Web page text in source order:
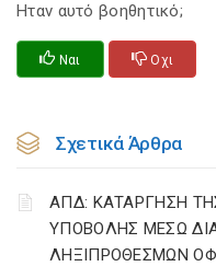
Ηταν αυτό βοηθητικό;
Ναι Οχι
Σχετικά Άρθρα
ΑΠΔ: ΚΑΤΑΡΓΗΣΗ
ΥΠΟΒΟΛΗΣ ΜΕΣΩ
ΛΗΞΙΠΡΟΘΕΣΜΩΝ